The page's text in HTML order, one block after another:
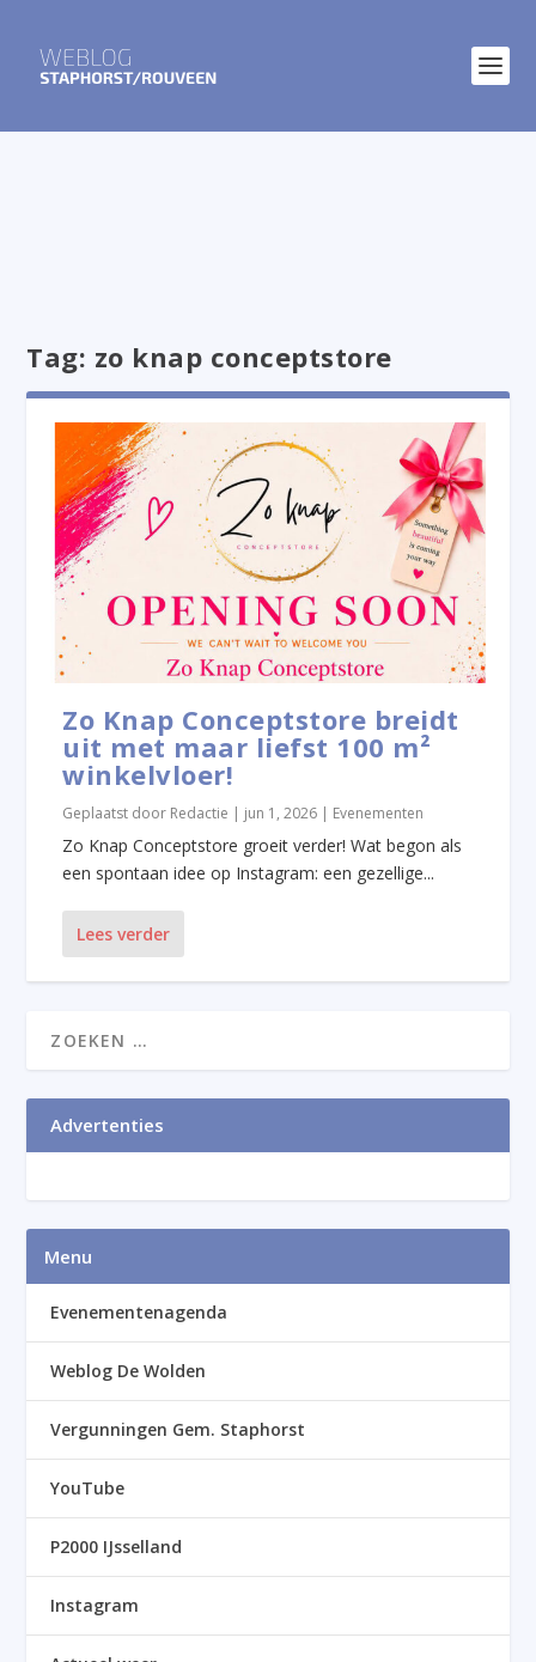
Tag: zo knap conceptstore
Zo Knap Conceptstore breidt
uit met maar liefst 100 m²
winkelvloer!
Geplaatst door Redactie | jun 1, 2026 | Evenementen
Zo Knap Conceptstore groeit verder! Wat begon als
een spontaan idee op Instagram: een gezellige...
Lees verder
Advertenties
Menu
Evenementenagenda
Weblog De Wolden
Vergunningen Gem. Staphorst
YouTube
P2000 IJsselland
Instagram